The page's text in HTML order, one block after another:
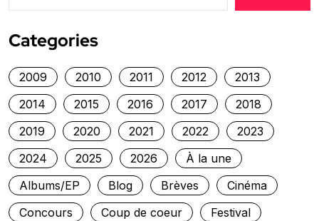
Categories
2009 2010 2011 2012
2013
2014
2015 2016 2017
2018
2019
2020 2021 2022
2023
2024
2025 2026
À la une
Albums/EP
Blog Brèves
Cinéma
Concours
Coup de coeur
Festival